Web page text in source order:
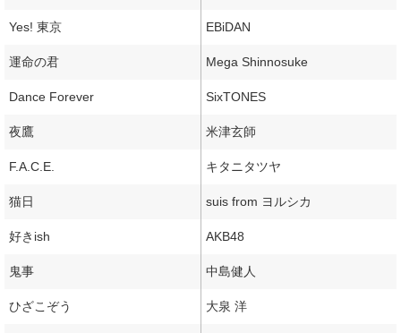
Yes! 東京 EBiDAN
運命の君 Mega Shinnosuke
Dance Forever SixTONES
夜鷹 米津玄師
F.A.C.E. キタニタツヤ
猫日 suis from ヨルシカ
好きish AKB48
鬼事 中島健人
ひざこぞう 大泉 洋